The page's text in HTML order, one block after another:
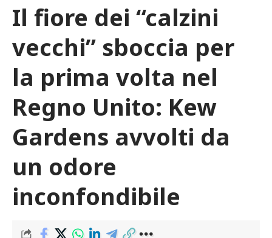
Il fiore dei “calzini
vecchi” sboccia per
la prima volta nel
Regno Unito: Kew
Gardens avvolti da
un odore
inconfondibile